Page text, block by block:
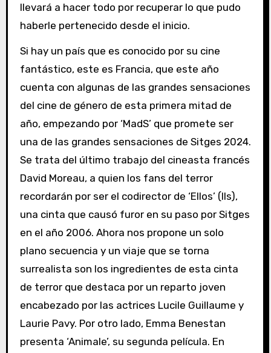
llevará a hacer todo por recuperar lo que pudo
haberle pertenecido desde el inicio.
Si hay un país que es conocido por su cine
fantástico, este es Francia, que este año
cuenta con algunas de las grandes sensaciones
del cine de género de esta primera mitad de
año, empezando por ‘MadS’ que promete ser
una de las grandes sensaciones de Sitges 2024.
Se trata del último trabajo del cineasta francés
David Moreau, a quien los fans del terror
recordarán por ser el codirector de ‘Ellos’ (Ils),
una cinta que causó furor en su paso por Sitges
en el año 2006. Ahora nos propone un solo
plano secuencia y un viaje que se torna
surrealista son los ingredientes de esta cinta
de terror que destaca por un reparto joven
encabezado por las actrices Lucile Guillaume y
Laurie Pavy. Por otro lado, Emma Benestan
presenta ‘Animale’, su segunda película. En